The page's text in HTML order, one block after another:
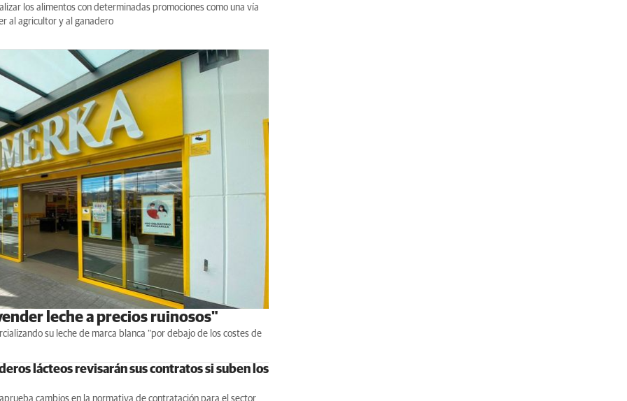
los alimentos con determinadas promociones como una vía
al agricultor y al ganadero
leche a precios ruinosos"
su leche de marca blanca "por debajo de los costes de
lácteos revisarán sus contratos si suben los